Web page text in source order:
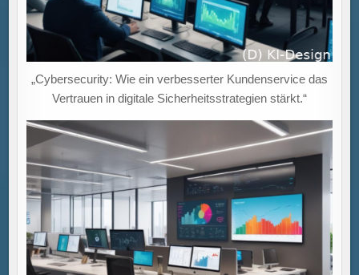
„Cybersecurity: Wie ein verbesserter Kundenservice das
Vertrauen in digitale Sicherheitsstrategien stärkt.“